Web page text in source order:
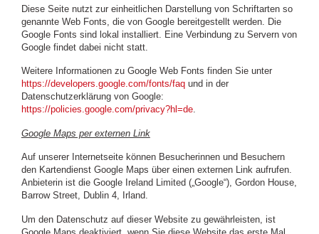
Diese Seite nutzt zur einheitlichen Darstellung von Schriftarten so
genannte Web Fonts, die von Google bereitgestellt werden. Die
Google Fonts sind lokal installiert. Eine Verbindung zu Servern von
Google findet dabei nicht statt.
Weitere Informationen zu Google Web Fonts finden Sie unter
https://developers.google.com/fonts/faqund in der
Datenschutzerklärung von Google:
https://policies.google.com/privacy?hl=de.
Google Maps per externen Link
Auf unserer Internetseite können Besucherinnen und Besuchern
den Kartendienst Google Maps über einen externen Link aufrufen.
Anbieterin ist die Google Ireland Limited („Google“), Gordon House,
Barrow Street, Dublin 4, Irland.
Um den Datenschutz auf dieser Website zu gewährleisten, ist